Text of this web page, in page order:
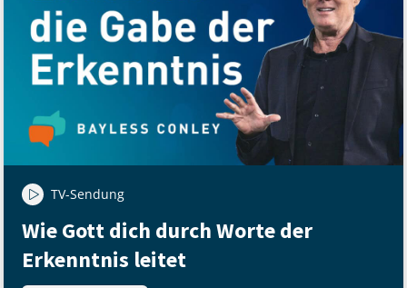
TV-Sendung
Wie Gott dich durch Worte der
Erkenntnis leitet